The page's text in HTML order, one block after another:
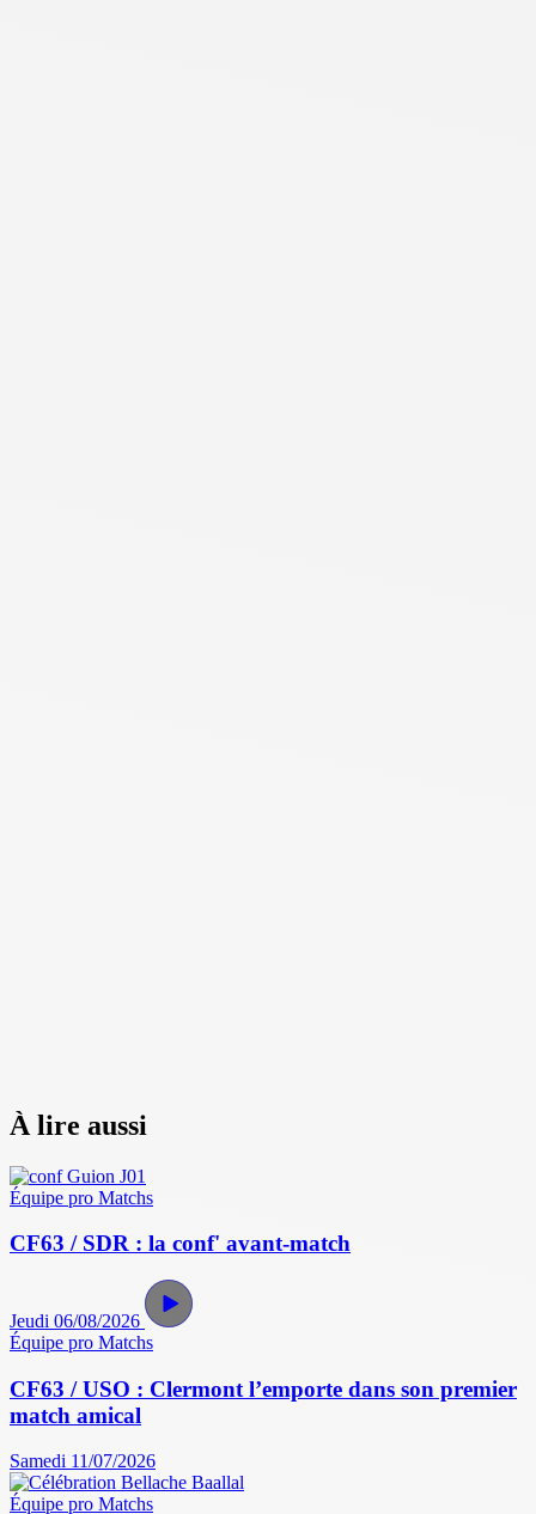
À lire aussi
Équipe pro Matchs
CF63 / SDR : la conf' avant-match
Jeudi 06/08/2026
Équipe pro Matchs
CF63 / USO : Clermont l’emporte dans son premier
match amical
Samedi 11/07/2026
Équipe pro Matchs